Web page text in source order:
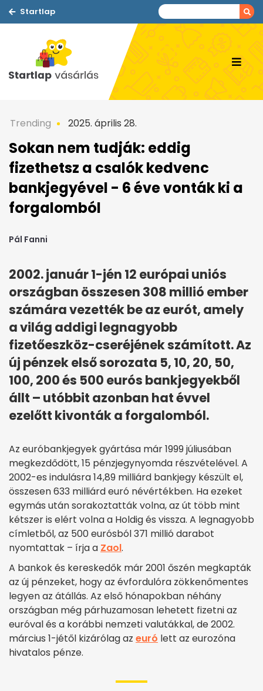
Startlap
Trending 2025. április 28.
Sokan nem tudják: eddig
fizethetsz a csalók kedvenc
bankjegyével - 6 éve vonták ki a
forgalomból
Pál Fanni
2002. január 1-jén 12 európai uniós
országban összesen 308 millió ember
számára vezették be az eurót, amely
a világ addigi legnagyobb
fizetőeszköz-cseréjének számított. Az
új pénzek első sorozata 5, 10, 20, 50,
100, 200 és 500 eurós bankjegyekből
állt – utóbbit azonban hat évvel
ezelőtt kivonták a forgalomból.
Az euróbankjegyek gyártása már 1999 júliusában
megkezdődött, 15 pénzjegynyomda részvételével. A
2002-es indulásra 14,89 milliárd bankjegy készült el,
összesen 633 milliárd euró névértékben. Ha ezeket
egymás után sorakoztatták volna, az út több mint
kétszer is elért volna a Holdig és vissza. A legnagyobb
címletből, az 500 eurósból 371 millió darabot
nyomtattak – írja a Zaol.
A bankok és kereskedők már 2001 őszén megkapták
az új pénzeket, hogy az évfordulóra zökkenőmentes
legyen az átállás. Az első hónapokban néhány
országban még párhuzamosan lehetett fizetni az
euróval és a korábbi nemzeti valutákkal, de 2002.
március 1-jétől kizárólag az euró lett az eurozóna
hivatalos pénze.